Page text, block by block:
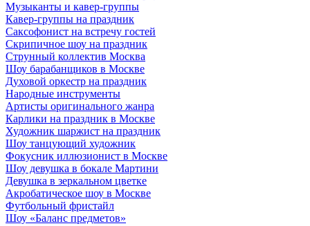
Музыканты и кавер-группы
Кавер-группы на праздник
Саксофонист на встречу гостей
Скрипичное шоу на праздник
Струнный коллектив Москва
Шоу барабанщиков в Москве
Духовой оркестр на праздник
Народные инструменты
Артисты оригинального жанра
Карлики на праздник в Москве
Художник шаржист на праздник
Шоу танцующий художник
Фокусник иллюзионист в Москве
Шоу девушка в бокале Мартини
Девушка в зеркальном цветке
Акробатическое шоу в Москве
Футбольный фристайл
Шоу «Баланс предметов»